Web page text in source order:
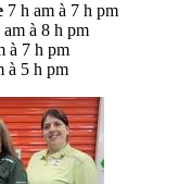
7 h am à 7 h pm
am à 8 h pm
à 7 h pm
à 5 h pm